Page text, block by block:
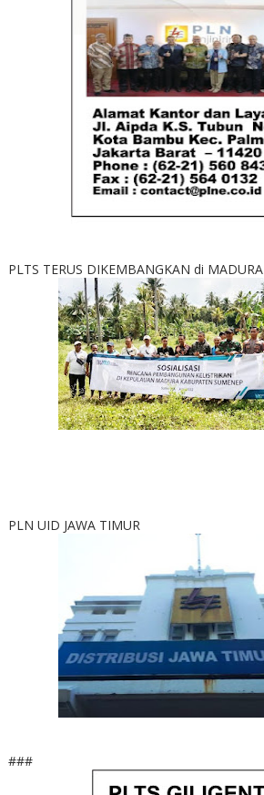
PLTS TERUS DIKEMBANGKAN di MADURA
PLN UID JAWA TIMUR
###